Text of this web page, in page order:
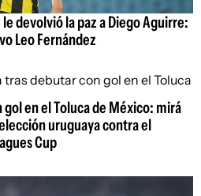
devolvió la paz a Diego Aguirre:
Leo Fernández
en el Toluca de México: mirá
uruguaya contra el
Cup